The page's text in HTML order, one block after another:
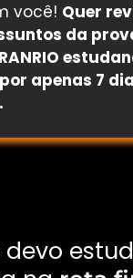
você! Quer
da
apenas 7
devo